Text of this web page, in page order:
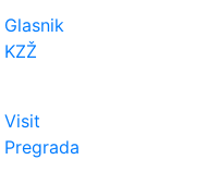
Glasnik
KZŽ
Visit
Pregrada